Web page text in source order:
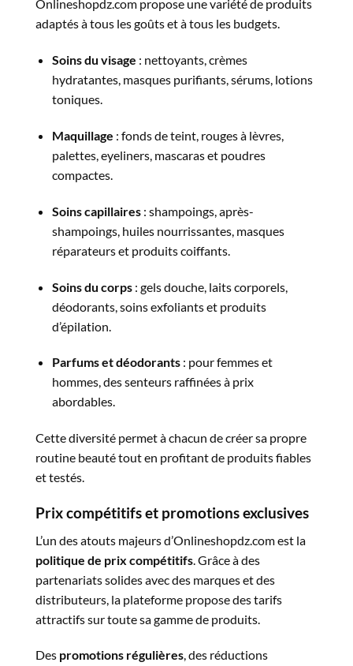
Onlineshopdz.com propose une variété de produits
adaptés à tous les goûts et à tous les budgets.
Soins du visage : nettoyants, crèmes
hydratantes, masques purifiants, sérums, lotions
toniques.
Maquillage : fonds de teint, rouges à lèvres,
palettes, eyeliners, mascaras et poudres
compactes.
Soins capillaires: shampoings, après-
shampoings, huiles nourrissantes, masques
réparateurs et produits coiffants.
Soins du corps: gels douche, laits corporels,
déodorants, soins exfoliants et produits
d’épilation.
Parfums et déodorants: pour femmes et
hommes, des senteurs raffinées à prix
abordables.
Cette diversité permet à chacun de créer sa propre
routine beauté tout en profitant de produits fiables
et testés.
Prix compétitifs et promotions exclusives
L’un des atouts majeurs d’Onlineshopdz.com est la
politique de prix compétitifs . Grâce à des
partenariats solides avec des marques et des
distributeurs, la plateforme propose des tarifs
attractifs sur toute sa gamme de produits.
Des promotions régulières, des réductions